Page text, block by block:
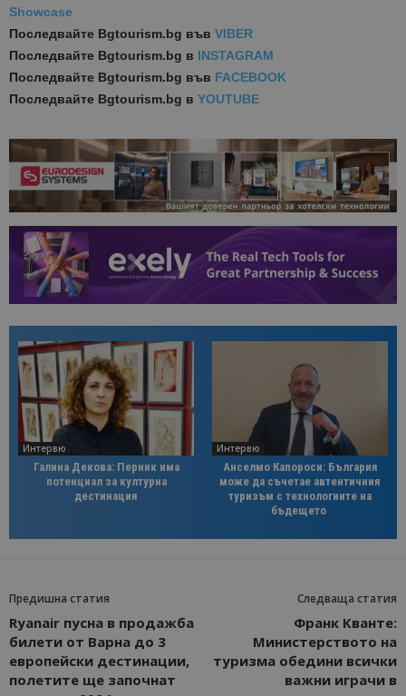
Showcase
Последвайте Bgtourism.bg във VIBER
Последвайте Bgtourism.bg в INSTAGRAM
Последвайте Bgtourism.bg във FACEBOOK
Последвайте Bgtourism.bg в YOUTUBE
Интервю
Галина Декова: Перник има
потенциал за културна
дестинация
Интервю
Анселмо Капороси: България
може да съчетае автентичния
туризъм с технологиите на
бъдещето
Предишна статия
Ryanair пусна в продажба
билети от Варна до 3
европейски дестинации,
полетите ще започнат
Следваща статия
Франк Кванте:
Министерството на
туризма обедини всички
важни играчи в